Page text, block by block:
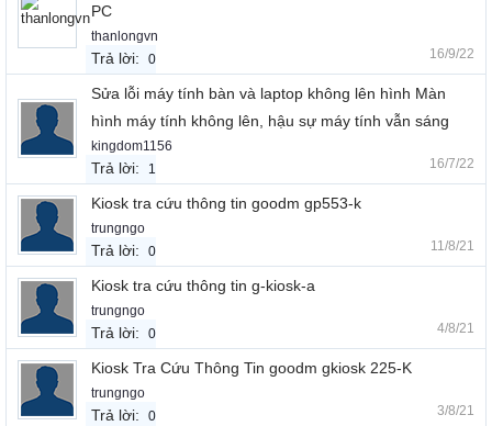
PC
thanlongvn
Trả lời: 0 16/9/22
Sửa lỗi máy tính bàn và laptop không lên hình Màn
hình máy tính không lên, hậu sự máy tính vẫn sáng
kingdom1156
Trả lời: 1 16/7/22
Kiosk tra cứu thông tin goodm gp553-k
trungngo
Trả lời: 0 11/8/21
Kiosk tra cứu thông tin g-kiosk-a
trungngo
Trả lời: 0 4/8/21
Kiosk Tra Cứu Thông Tin goodm gkiosk 225-K
trungngo
Trả lời: 0 3/8/21